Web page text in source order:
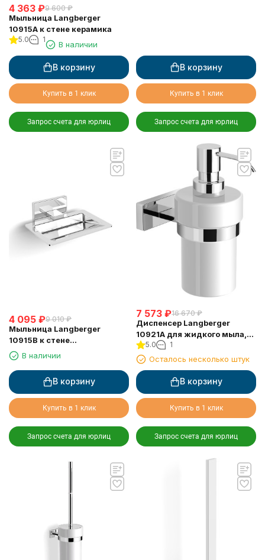
4 363 ₽9 600 ₽
Мыльница Langberger
10915A к стене керамика
5.0 1
В наличии
В корзину
Купить в 1 клик
Запрос счета для юрлиц
В корзину
Купить в 1 клик
Запрос счета для юрлиц
4 095 ₽9 010 ₽
Мыльница Langberger
10915B к стене
хромированная
В наличии
В корзину
Купить в 1 клик
Запрос счета для юрлиц
7 573 ₽16 670 ₽
Диспенсер Langberger
10921A для жидкого мыла,
керамический, к стене
круглый
5.0 1
Осталось несколько штук
В корзину
Купить в 1 клик
Запрос счета для юрлиц